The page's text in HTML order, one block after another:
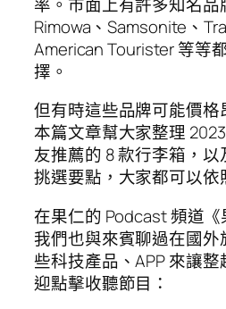
Rimowa、Samsonite、
American Tourister 等等
擇。
但有時這些品牌可能價格
本篇文章幫大家整理
友推薦的 8 款行李箱，
挑選要點，大家都可以依
在果仁的 Podcast 頻道《
我們也與來賓聊過在國
些科技產品、APP 來讓
迎點擊收聽節目：